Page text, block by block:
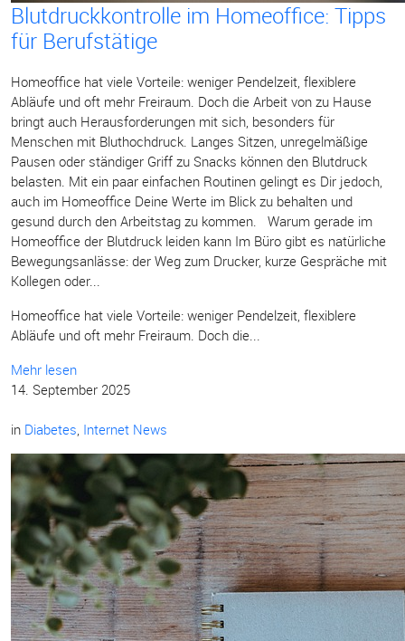
Blutdruckkontrolle im Homeoffice: Tipps
für Berufstätige
Homeoffice hat viele Vorteile: weniger Pendelzeit, flexiblere
Abläufe und oft mehr Freiraum. Doch die Arbeit von zu Hause
bringt auch Herausforderungen mit sich, besonders für
Menschen mit Bluthochdruck. Langes Sitzen, unregelmäßige
Pausen oder ständiger Griff zu Snacks können den Blutdruck
belasten. Mit ein paar einfachen Routinen gelingt es Dir jedoch,
auch im Homeoffice Deine Werte im Blick zu behalten und
gesund durch den Arbeitstag zu kommen. Warum gerade im
Homeoffice der Blutdruck leiden kann Im Büro gibt es natürliche
Bewegungsanlässe: der Weg zum Drucker, kurze Gespräche mit
Kollegen oder...
Homeoffice hat viele Vorteile: weniger Pendelzeit, flexiblere
Abläufe und oft mehr Freiraum. Doch die...
Mehr lesen
14. September 2025
in Diabetes, Internet News